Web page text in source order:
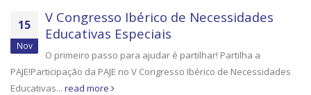
15
Nov
V Congresso Ibérico de Necessidades
Educativas Especiais
O primeiro passo para ajudar é partilhar! Partilha a
PAJE!Participação da PAJE no V Congresso Ibérico de Necessidades
Educativas... read more